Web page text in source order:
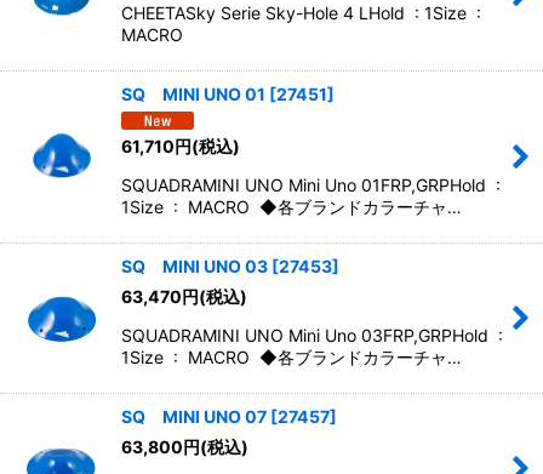
CHEETASky Serie Sky-Hole 4 LHold : 1Size :
MACRO
SQ MINI UNO 01 [27451]
61,710円(税込)
SQUADRAMINI UNO Mini Uno 01FRP,GRPHold :
1Size : MACRO ◆各ブランドカラーチャ…
SQ MINI UNO 03 [27453]
63,470円(税込)
SQUADRAMINI UNO Mini Uno 03FRP,GRPHold :
1Size : MACRO ◆各ブランドカラーチャ…
SQ MINI UNO 07 [27457]
63,800円(税込)